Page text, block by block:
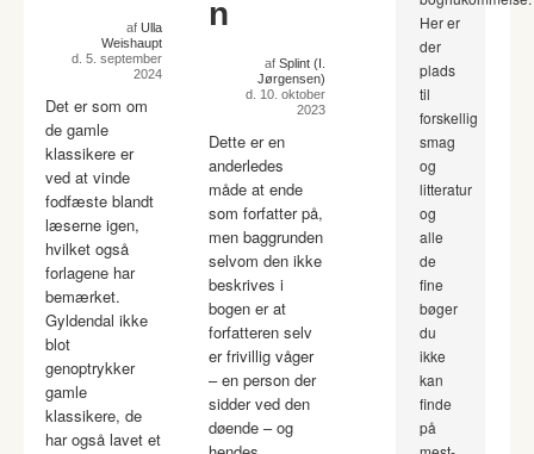
af Ulla
Weishaupt
d. 5. september
2024
Det er som om
de gamle
klassikere er
ved at vinde
fodfæste blandt
læserne igen,
hvilket også
forlagene har
bemærket.
Gyldendal ikke
blot
genoptrykker
gamle
klassikere, de
har også lavet et
n
af Splint (I.
Jørgensen)
d. 10. oktober
2023
Dette er en
anderledes
måde at ende
som forfatter på,
men baggrunden
selvom den ikke
beskrives i
bogen er at
forfatteren selv
er frivillig våger
– en person der
sidder ved den
døende – og
Her er
der
plads
til
forskellig
smag
og
litteratur
og
alle
de
fine
bøger
du
ikke
kan
finde
på